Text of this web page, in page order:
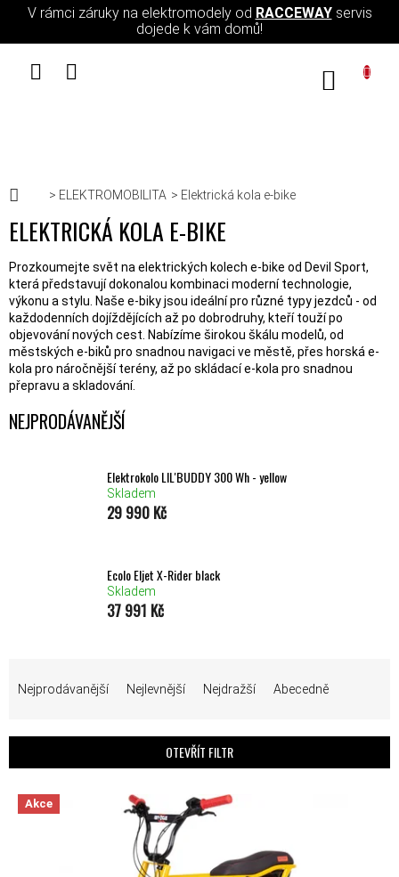
Přejít na obsah
V rámci záruky na elektromodely od RACCEWAYservis
dojede k vám domů!
Domů
ELEKTROMOBILITA Elektrická kola e-bike
ELEKTRICKÁ KOLA E-BIKE
Prozkoumejte svět na elektrických kolech e-bike od Devil Sport,
která představují dokonalou kombinaci moderní technologie,
výkonu a stylu. Naše e-biky jsou ideální pro různé typy jezdců - od
každodenních dojíždějících až po dobrodruhy, kteří touží po
objevování nových cest. Nabízíme širokou škálu modelů, od
městských e-biků pro snadnou navigaci ve městě, přes horská e-
kola pro náročnější terény, až po skládací e-kola pro snadnou
přepravu a skladování.
NEJPRODÁVANĚJŠÍ
Elektrokolo LIL'BUDDY 300 Wh - yellow
Skladem
29 990 Kč
Ecolo Eljet X-Rider black
Skladem
37 991 Kč
Nejprodávanější Nejlevnější Nejdražší Abecedně
OTEVŘÍT FILTR
VÝPIS PRODUKTŮ
Akce